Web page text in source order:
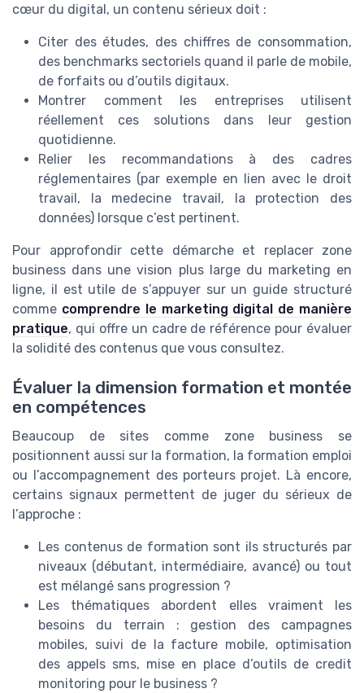
cœur du digital, un contenu sérieux doit :
Citer des études, des chiffres de consommation,
des benchmarks sectoriels quand il parle de mobile,
de forfaits ou d’outils digitaux.
Montrer comment les entreprises utilisent
réellement ces solutions dans leur gestion
quotidienne.
Relier les recommandations à des cadres
réglementaires (par exemple en lien avec le droit
travail, la medecine travail, la protection des
données) lorsque c’est pertinent.
Pour approfondir cette démarche et replacer zone
business dans une vision plus large du marketing en
ligne, il est utile de s’appuyer sur un guide structuré
comme comprendre le marketing digital de manière
pratique, qui offre un cadre de référence pour évaluer
la solidité des contenus que vous consultez.
Évaluer la dimension formation et montée
en compétences
Beaucoup de sites comme zone business se
positionnent aussi sur la formation, la formation emploi
ou l’accompagnement des porteurs projet. Là encore,
certains signaux permettent de juger du sérieux de
l’approche :
Les contenus de formation sont ils structurés par
niveaux (débutant, intermédiaire, avancé) ou tout
est mélangé sans progression ?
Les thématiques abordent elles vraiment les
besoins du terrain : gestion des campagnes
mobiles, suivi de la facture mobile, optimisation
des appels sms, mise en place d’outils de credit
monitoring pour le business ?